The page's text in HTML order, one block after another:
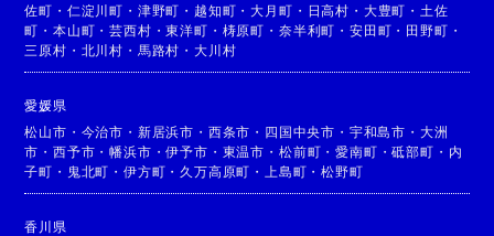
佐町 ・ 仁淀川町 ・ 津野町 ・ 越知町 ・大月町 ・ 日高村 ・ 大豊町 ・ 土佐
町 ・本山町 ・芸西村 ・東洋町 ・ 梼原町 ・ 奈半利町 ・ 安田町 ・ 田野町 ・
三原村 ・ 北川村 ・ 馬路村 ・大川村
愛媛県
松山市 ・ 今治市 ・ 新居浜市 ・ 西条市 ・ 四国中央市 ・ 宇和島市 ・ 大洲
市 ・西予市 ・幡浜市 ・伊予市 ・ 東温市 ・ 松前町 ・愛南町 ・砥部町 ・ 内
子町 ・ 鬼北町 ・伊方町 ・ 久万高原町 ・ 上島町 ・松野町
香川県